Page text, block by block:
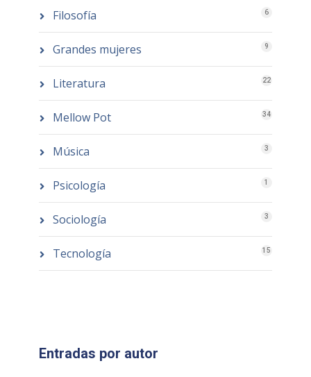
Filosofía 6
Grandes mujeres 9
Literatura 22
Mellow Pot 34
Música 3
Psicología 1
Sociología 3
Tecnología 15
Entradas por autor